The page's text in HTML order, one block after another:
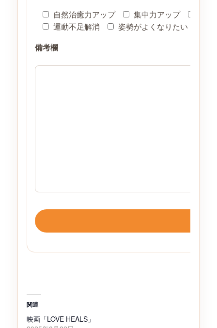
自然治癒力アップ
集中力アップ
運動不足解消
姿勢がよくなりたい
備考欄
関連
映画「LOVE HEALS」